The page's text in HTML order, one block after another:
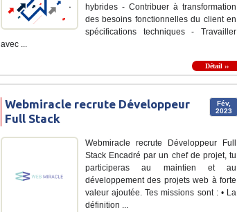
hybrides - Contribuer à transformation
des besoins fonctionnelles du client en
spécifications techniques - Travailler
avec ...
Détail ››
Fév,
2023
Webmiracle recrute Développeur
Full Stack
Webmiracle recrute Développeur Full
Stack Encadré par un chef de projet, tu
participeras au maintien et au
développement des projets web à forte
valeur ajoutée. Tes missions sont : • La
définition ...